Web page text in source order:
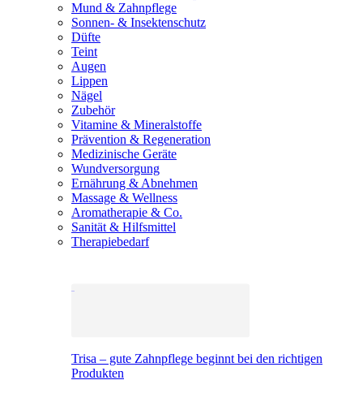
Mund & Zahnpflege
Sonnen- & Insektenschutz
Düfte
Teint
Augen
Lippen
Nägel
Zubehör
Vitamine & Mineralstoffe
Prävention & Regeneration
Medizinische Geräte
Wundversorgung
Ernährung & Abnehmen
Massage & Wellness
Aromatherapie & Co.
Sanität & Hilfsmittel
Therapiebedarf
Trisa – gute Zahnpflege beginnt bei den richtigen
Produkten